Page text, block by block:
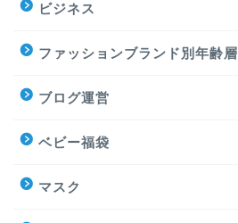
ビジネス
ファッションブランド別年齢層
ブログ運営
ベビー福袋
マスク